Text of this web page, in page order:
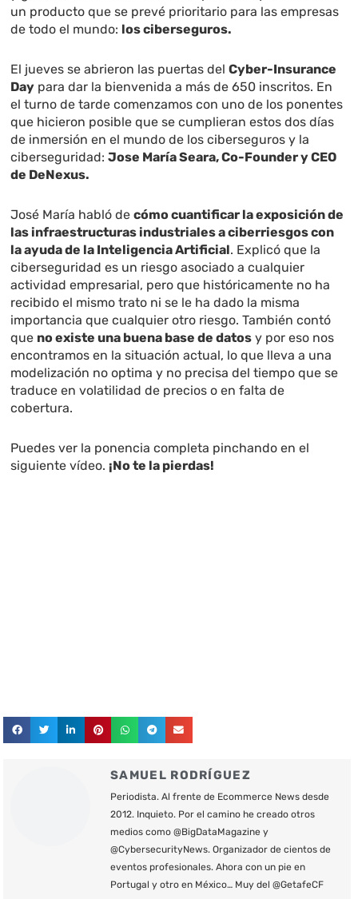
un producto que se prevé prioritario para las empresas
de todo el mundo: los ciberseguros.
El jueves se abrieron las puertas delCyber-Insurance
Day para dar la bienvenida a más de 650 inscritos. En
el turno de tarde comenzamos con uno de los ponentes
que hicieron posible que se cumplieran estos dos días
de inmersión en el mundo de los ciberseguros y la
ciberseguridad:Jose María Seara, Co-Founder y CEO
de DeNexus.
José María habló decómo cuantificar la exposición de
las infraestructuras industriales a ciberriesgos con
la ayuda de la Inteligencia Artificial. Explicó que la
ciberseguridad es un riesgo asociado a cualquier
actividad empresarial, pero que históricamente no ha
recibido el mismo trato ni se le ha dado la misma
importancia que cualquier otro riesgo. También contó
que no existe una buena base de datos y por eso nos
encontramos en la situación actual, lo que lleva a una
modelización no optima y no precisa del tiempo que se
traduce en volatilidad de precios o en falta de
cobertura.
Puedes ver la ponencia completa pinchando en el
siguiente vídeo. ¡No te la pierdas!
SAMUEL RODRÍGUEZ
Periodista. Al frente de Ecommerce News desde
2012. Inquieto. Por el camino he creado otros
medios como @BigDataMagazine y
@CybersecurityNews. Organizador de cientos de
eventos profesionales. Ahora con un pie en
Portugal y otro en México… Muy del @GetafeCF